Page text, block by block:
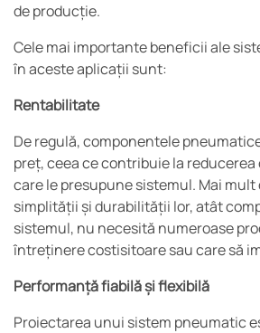
de producție.
Cele mai importante beneficii ale
în aceste aplicații sunt:
Rentabilitate
De regulă, componentele
preț, ceea ce contribuie la
care le presupune sistemul. Mai
simplității și durabilității lor, atât
sistemul, nu necesită numeroase
întreținere costisitoare sau care să
Performanță fiabilă și flexibilă
Proiectarea unui sistem pneumatic